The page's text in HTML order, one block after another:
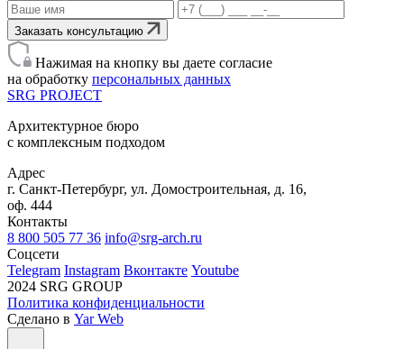
Заказать консультацию
Нажимая на кнопку вы даете согласие
на обработку персональных данных
SRG PROJECT
Архитектурное бюро
с комплексным подходом
Адрес
г. Санкт-Петербург, ул. Домостроительная, д. 16,
оф. 444
Контакты
8 800 505 77 36 info@srg-arch.ru
Соцсети
Telegram Instagram Вконтакте Youtube
2024 SRG GROUP
Политика конфиденциальности
Сделано в Yar Web